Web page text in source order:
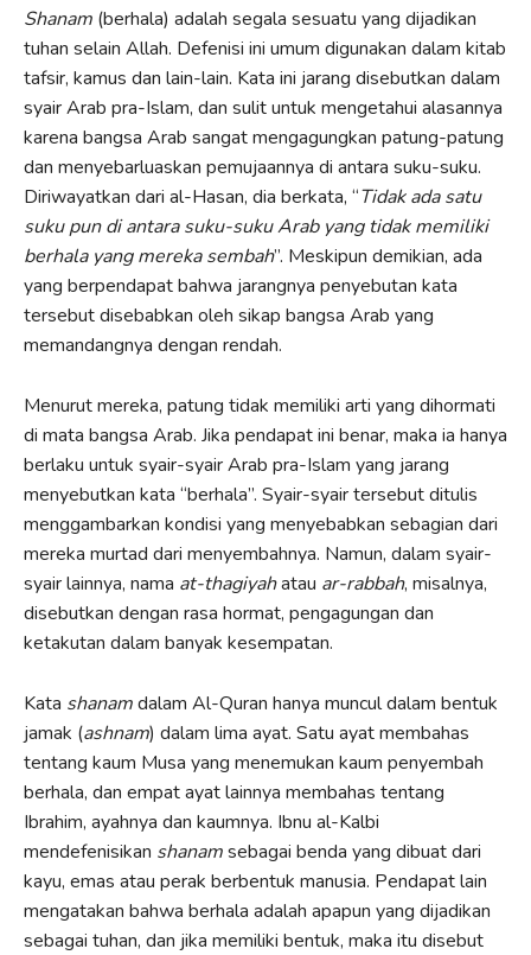
Shanam (berhala) adalah segala sesuatu yang dijadikan
tuhan selain Allah. Defenisi ini umum digunakan dalam kitab
tafsir, kamus dan lain-lain. Kata ini jarang disebutkan dalam
syair Arab pra-Islam, dan sulit untuk mengetahui alasannya
karena bangsa Arab sangat mengagungkan patung-patung
dan menyebarluaskan pemujaannya di antara suku-suku.
Diriwayatkan dari al-Hasan, dia berkata, “Tidak ada satu
suku pun di antara suku-suku Arab yang tidak memiliki
berhala yang mereka sembah”. Meskipun demikian, ada
yang berpendapat bahwa jarangnya penyebutan kata
tersebut disebabkan oleh sikap bangsa Arab yang
memandangnya dengan rendah.
Menurut mereka, patung tidak memiliki arti yang dihormati
di mata bangsa Arab. Jika pendapat ini benar, maka ia hanya
berlaku untuk syair-syair Arab pra-Islam yang jarang
menyebutkan kata “berhala”. Syair-syair tersebut ditulis
menggambarkan kondisi yang menyebabkan sebagian dari
mereka murtad dari menyembahnya. Namun, dalam syair-
syair lainnya, nama at-thagiyahatau ar-rabbah, misalnya,
disebutkan dengan rasa hormat, pengagungan dan
ketakutan dalam banyak kesempatan.
Kata shanamdalam Al-Quran hanya muncul dalam bentuk
jamak (ashnam) dalam lima ayat. Satu ayat membahas
tentang kaum Musa yang menemukan kaum penyembah
berhala, dan empat ayat lainnya membahas tentang
Ibrahim, ayahnya dan kaumnya. Ibnu al-Kalbi
mendefenisikan shanamsebagai benda yang dibuat dari
kayu, emas atau perak berbentuk manusia. Pendapat lain
mengatakan bahwa berhala adalah apapun yang dijadikan
sebagai tuhan, dan jika memiliki bentuk, maka itu disebut